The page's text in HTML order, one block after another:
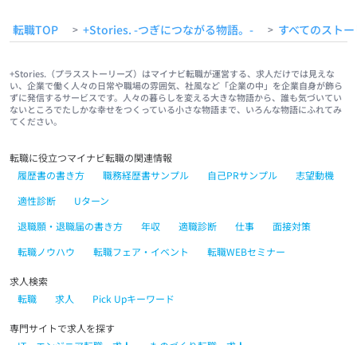
転職TOP > +Stories. -つぎにつながる物語。- > すべてのスト
+Stories.（プラスストーリーズ）はマイナビ転職が運営する、求人だけでは見えな
い、企業で働く人々の日常や職場の雰囲気、社風など「企業の中」を企業自身が飾ら
ずに発信するサービスです。人々の暮らしを変える大きな物語から、誰も気づいてい
ないところでたしかな幸せをつくっている小さな物語まで、いろんな物語にふれてみ
てください。
転職に役立つマイナビ転職の関連情報
履歴書の書き方
職務経歴書サンプル 自己PRサンプル
志望動機
適性診断
Uターン
退職願・退職届の書き方
年収 適職診断 仕事
面接対策
転職ノウハウ
転職フェア・イベント 転職WEBセミナー
求人検索
転職
求人 Pick Upキーワード
専門サイトで求人を探す